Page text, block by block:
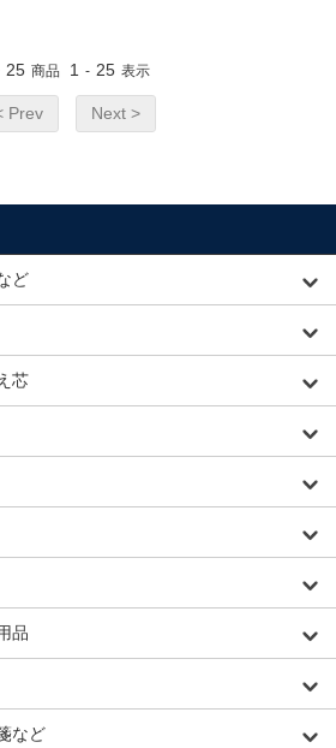
25 商品 1 - 25 表示
Prev Next >
ど
芯
品
など